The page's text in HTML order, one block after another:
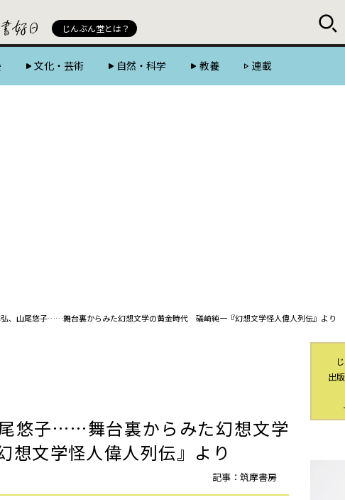
じんぶん堂とは？
文化・芸術 自然・科学 教養 連載
、山尾悠子……舞台裏からみた幻想文学の黄金時代 ――礒崎純一『幻想文学怪人偉人列伝』より
悠子……舞台裏からみた幻想文学
想文学怪人偉人列伝』より
記事：筑摩書房
出